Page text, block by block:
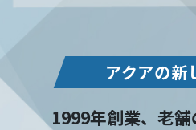
アクアの新
1999年創業、老